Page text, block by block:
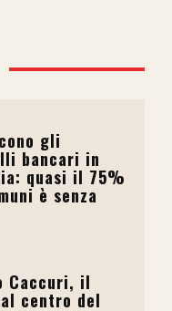
gli
bancari in
quasi il 75%
è senza
Caccuri, il
centro del